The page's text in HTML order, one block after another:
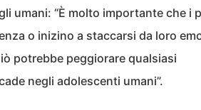
umani: “È molto importante che i
o inizino a staccarsi da loro
potrebbe peggiorare qualsiasi
negli adolescenti umani”.